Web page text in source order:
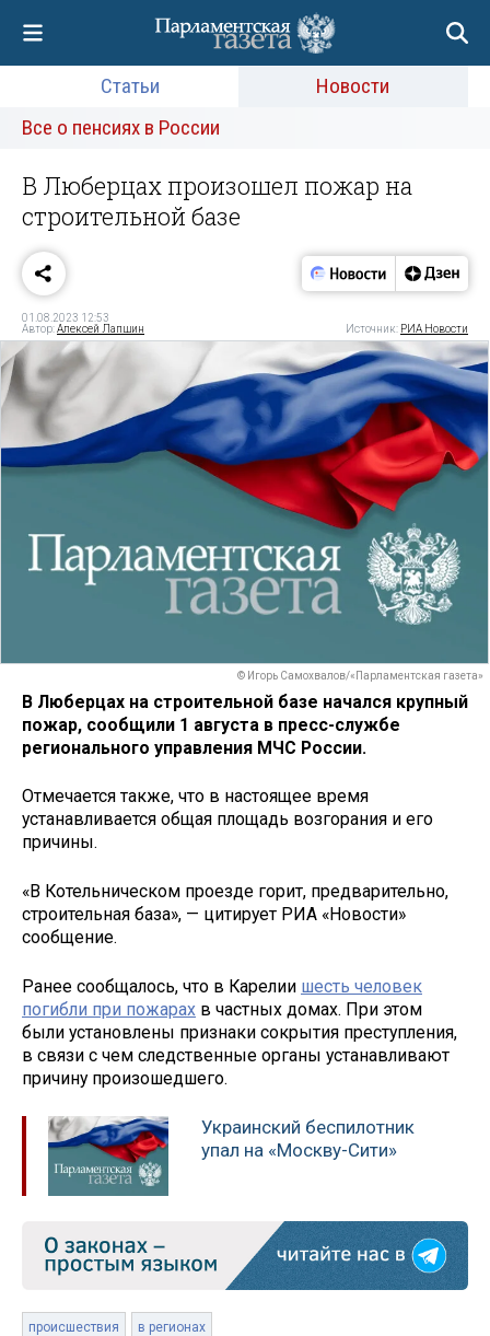
Статьи
Новости
Все о пенсиях в России
В Люберцах произошел пожар на
строительной базе
01.08.2023 12:53
Автор:Алексей Лапшин Источник: РИА Новости
© Игорь Самохвалов/«Парламентская газета»
В Люберцах на строительной базе начался крупный
пожар, сообщили 1 августа в пресс-службе
регионального управления МЧС России.
Отмечается также, что в настоящее время
устанавливается общая площадь возгорания и его
причины.
«В Котельническом проезде горит, предварительно,
строительная база», — цитирует РИА «Новости»
сообщение.
Ранее сообщалось, что в Карелии шесть человек
погибли при пожарах в частных домах. При этом
были установлены признаки сокрытия преступления,
в связи с чем следственные органы устанавливают
причину произошедшего.
Украинский беспилотник
упал на «Москву-Сити»
происшествия в регионах